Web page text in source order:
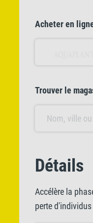
Acheter en
Trouver le
Détails
Accélère la
perte d'individus